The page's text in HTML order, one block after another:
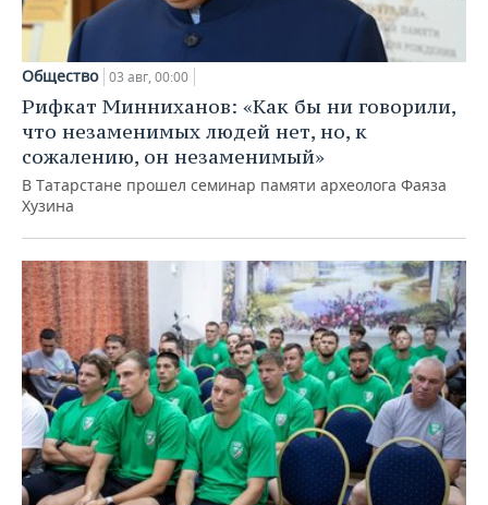
Общество 03 авг, 00:00
Рифкат Минниханов: «Как бы ни говорили,
что незаменимых людей нет, но, к
сожалению, он незаменимый»
В Татарстане прошел семинар памяти археолога Фаяза
Хузина